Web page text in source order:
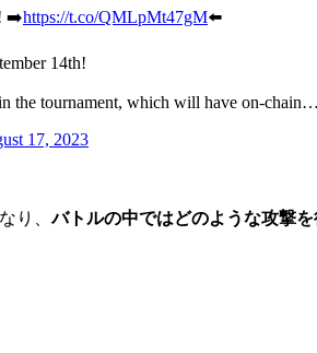
➡️https://t.co/QMLpMt47gM⬅️
14th!
the tournament, which will have on-chain…
17, 2023
り、バトルの中ではどのような攻撃